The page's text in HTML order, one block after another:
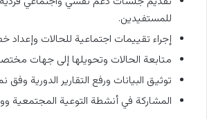
للمستفيدين.
إجراء تقييمات اجتماعية للحالات
متابعة الحالات وتحويلها إلى جهات
توثيق البيانات ورفع التقارير الدورية
المشاركة في أنشطة التوعية المجتمعية